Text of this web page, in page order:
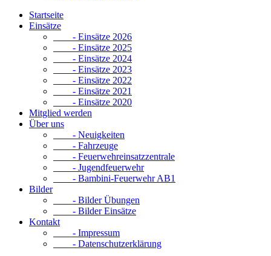
Startseite
Einsätze
- Einsätze 2026
- Einsätze 2025
- Einsätze 2024
- Einsätze 2023
- Einsätze 2022
- Einsätze 2021
- Einsätze 2020
Mitglied werden
Über uns
- Neuigkeiten
- Fahrzeuge
- Feuerwehreinsatzzentrale
- Jugendfeuerwehr
- Bambini-Feuerwehr AB1
Bilder
- Bilder Übungen
- Bilder Einsätze
Kontakt
- Impressum
- Datenschutzerklärung